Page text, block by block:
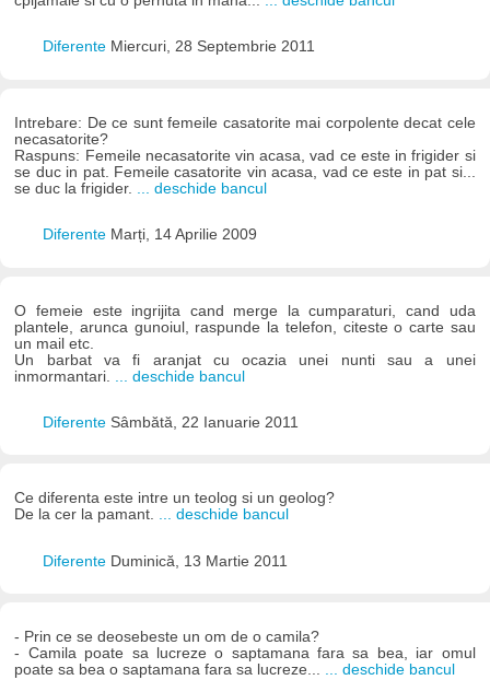
Diferente Miercuri, 28 Septembrie 2011
Intrebare: De ce sunt femeile casatorite mai corpolente decat cele
necasatorite?
Raspuns: Femeile necasatorite vin acasa, vad ce este in frigider si
se duc in pat. Femeile casatorite vin acasa, vad ce este in pat si...
se duc la frigider.
... deschide bancul
Diferente Marți, 14 Aprilie 2009
O femeie este ingrijita cand merge la cumparaturi, cand uda
plantele, arunca gunoiul, raspunde la telefon, citeste o carte sau
un mail etc.
Un barbat va fi aranjat cu ocazia unei nunti sau a unei
inmormantari.
... deschide bancul
Diferente Sâmbătă, 22 Ianuarie 2011
Ce diferenta este intre un teolog si un geolog?
De la cer la pamant. ... deschide bancul
Diferente Duminică, 13 Martie 2011
- Prin ce se deosebeste un om de o camila?
- Camila poate sa lucreze o saptamana fara sa bea, iar omul
poate sa bea o saptamana fara sa lucreze... ... deschide bancul